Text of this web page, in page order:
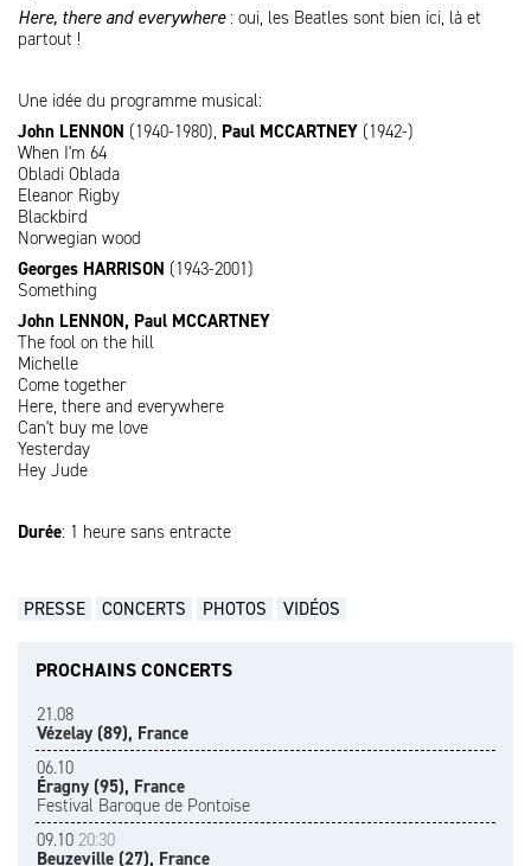
Here, there and everywhere: oui, les Beatles sont bien ici, là et
partout !
Une idée du programme musical:
John LENNON (1940-1980), Paul MCCARTNEY (1942-)
When I'm 64
Obladi Oblada
Eleanor Rigby
Blackbird
Norwegian wood
Georges HARRISON (1943-2001)
Something
John LENNON, Paul MCCARTNEY
The fool on the hill
Michelle
Come together
Here, there and everywhere
Can't buy me love
Yesterday
Hey Jude
Durée: 1 heure sans entracte
PRESSE CONCERTS PHOTOS VIDÉOS
PROCHAINS CONCERTS
21.08
Vézelay (89), France
06.10
Éragny (95), France
Festival Baroque de Pontoise
09.10 20:30
Beuzeville (27), France